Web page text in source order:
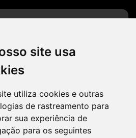
site usa
utiliza cookies e outras
de rastreamento para
sua experiência de
para os seguintes
E, Complexo Brasil 21, 20º
- CEP 70322-915 - Brasília/DF